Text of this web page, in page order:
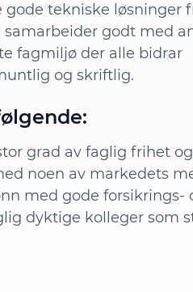
gode tekniske løsninger
godt med
fagmiljø der alle bidrar
og skriftlig.
grad av faglig frihet
noen av markedets
med gode forsikrings-
dyktige kolleger som